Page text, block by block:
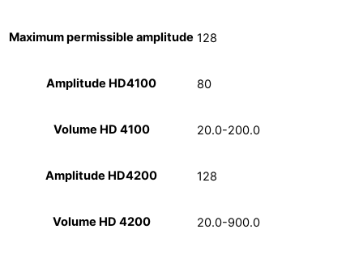
Maximum permissible amplitude 128
Amplitude HD4100 80
Volume HD 4100 20.0-200.0
Amplitude HD4200 128
Volume HD 4200 20.0-900.0